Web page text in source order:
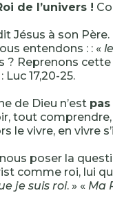
de l’univers !
Jésus à son
entendons : : «
? Reprenons
17,20-25.
de Dieu n’est
tout
le vivre, en vivre
poser la
comme roi, lui
je suis roi. » « Ma